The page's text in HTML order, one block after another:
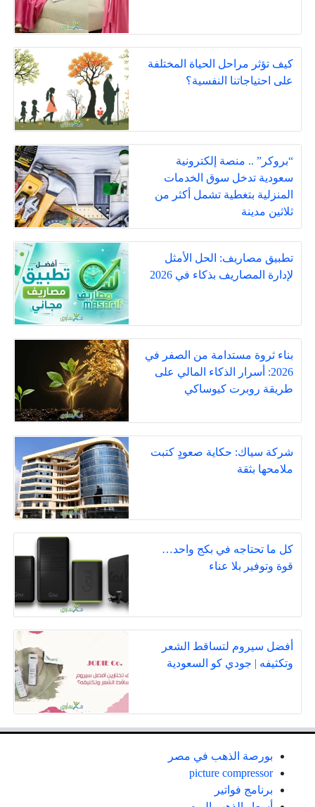
كيف تؤثر مراحل الحياة المختلفة
على احتياجاتنا النفسية؟
“بروكر” .. منصة إلكترونية
سعودية تدخل سوق الخدمات
المنزلية بتغطية تشمل أكثر من
ثلاثين مدينة
تطبيق مصاريف: الحل الأمثل
لإدارة المصاريف بذكاء في 2026
بناء ثروة مستدامة من الصفر في
2026: أسرار الذكاء المالي على
طريقة روبرت كيوساكي
شركة سياك: حكاية صعودٍ كتبت
ملامحها بثقة
كل ما تحتاجه في بكج واحد…
قوة وتوفير بلا عناء
أفضل سيروم لتساقط الشعر
وتكثيفه | جودي كو السعودية
بورصة الذهب في مصر
picture compressor
برنامج فواتير